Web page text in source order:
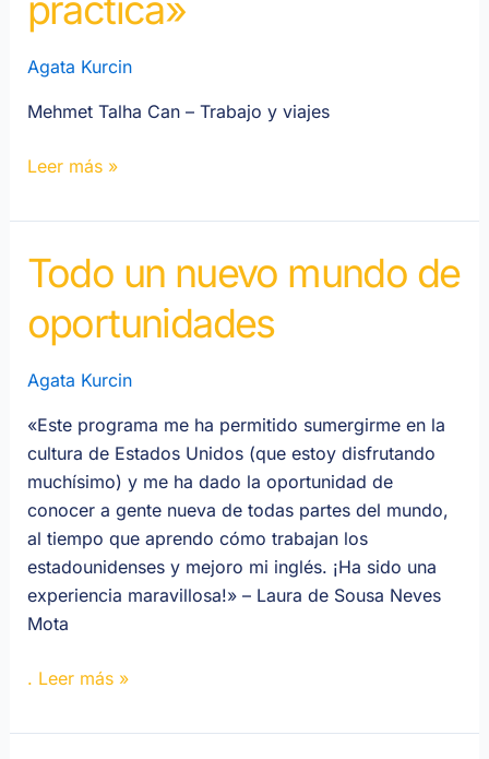
práctica»
Agata Kurcin
Mehmet Talha Can – Trabajo y viajes
adquiero
experiencia
práctica».
Leer más »
Todo un nuevo mundo de
oportunidades
Agata Kurcin
«Este programa me ha permitido sumergirme en la
cultura de Estados Unidos (que estoy disfrutando
muchísimo) y me ha dado la oportunidad de
conocer a gente nueva de todas partes del mundo,
al tiempo que aprendo cómo trabajan los
estadounidenses y mejoro mi inglés. ¡Ha sido una
experiencia maravillosa!» – Laura de Sousa Neves
Mota
Un
mundo
completamente
nuevo
de
. Leer más »